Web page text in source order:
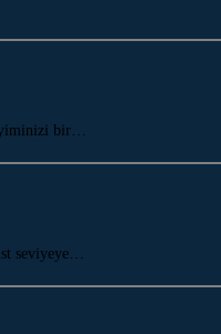
bir…
seviyeye…